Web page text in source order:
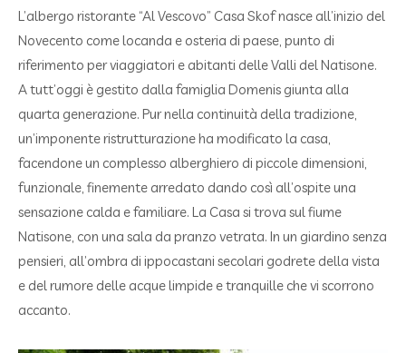
L’albergo ristorante “Al Vescovo” Casa Skof nasce all’inizio del
Novecento come locanda e osteria di paese, punto di
riferimento per viaggiatori e abitanti delle Valli del Natisone.
A tutt’oggi è gestito dalla famiglia Domenis giunta alla
quarta generazione. Pur nella continuità della tradizione,
un’imponente ristrutturazione ha modificato la casa,
facendone un complesso alberghiero di piccole dimensioni,
funzionale, finemente arredato dando così all’ospite una
sensazione calda e familiare. La Casa si trova sul fiume
Natisone, con una sala da pranzo vetrata. In un giardino senza
pensieri, all’ombra di ippocastani secolari godrete della vista
e del rumore delle acque limpide e tranquille che vi scorrono
accanto.